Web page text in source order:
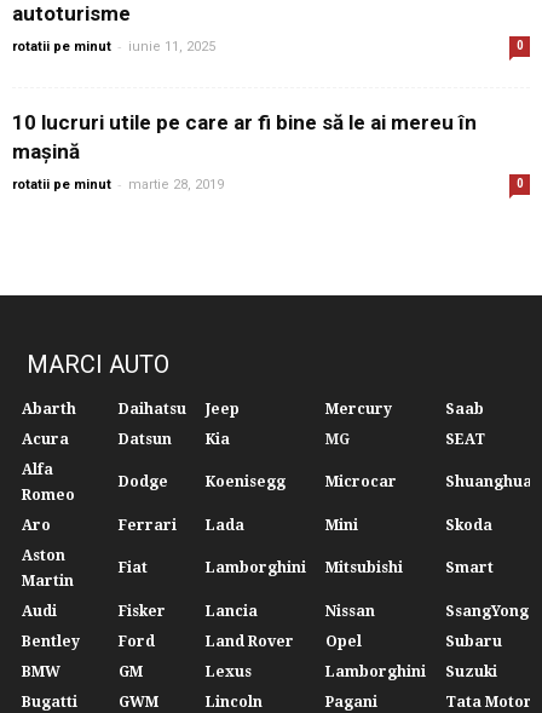
autoturisme
rotatii pe minut - iunie 11, 2025 0
10 lucruri utile pe care ar fi bine să le ai mereu în
mașină
rotatii pe minut - martie 28, 2019 0
MARCI AUTO
Abarth Daihatsu Jeep Mercury
Saab
Acura
Datsun Kia MG
SEAT
Alfa
Romeo
Dodge Koenisegg Microcar Shuanghuan
Aro Ferrari Lada Mini
Skoda
Aston
Martin
Fiat Lamborghini Mitsubishi Smart
Audi Fisker Lancia Nissan
SsangYong
Bentley
Ford Land Rover Opel
Subaru
BMW
GM Lexus Lamborghini
Suzuki
Bugatti
GWM Lincoln Pagani
Tata Motors